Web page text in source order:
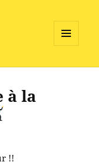
WIDGETS
à la
!!